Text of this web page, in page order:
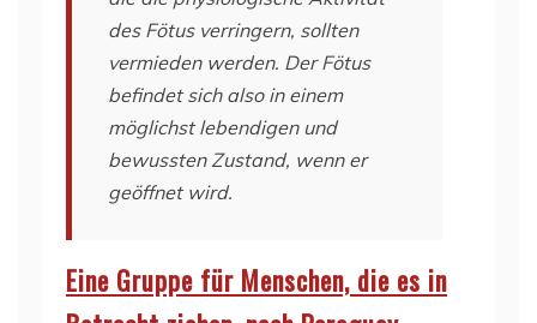
des Fötus verringern, sollten
vermieden werden. Der Fötus
befindet sich also in einem
möglichst lebendigen und
bewussten Zustand, wenn er
geöffnet wird.
Eine Gruppe für Menschen, die es in